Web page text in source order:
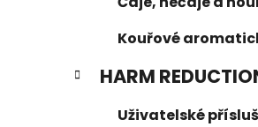
Kouřové
HARM
Uživatelské